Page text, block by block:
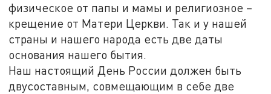
физическое от папы и мамы и религиозное –
крещение от Матери Церкви. Так и у нашей
страны и нашего народа есть две даты
основания нашего бытия.
Наш настоящий День России должен быть
двусоставным, совмещающим в себе две